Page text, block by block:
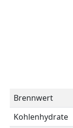
Brennwert
Kohlenhydrate